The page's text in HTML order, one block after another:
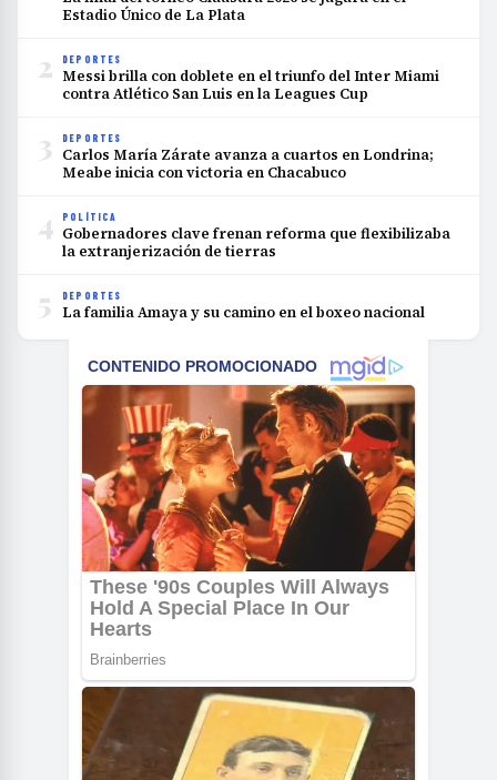
Estadio Único de La Plata
2 DEPORTES
Messi brilla con doblete en el triunfo del Inter Miami
contra Atlético San Luis en la Leagues Cup
3 DEPORTES
Carlos María Zárate avanza a cuartos en Londrina;
Meabe inicia con victoria en Chacabuco
4 POLÍTICA
Gobernadores clave frenan reforma que flexibilizaba
la extranjerización de tierras
5 DEPORTES
La familia Amaya y su camino en el boxeo nacional